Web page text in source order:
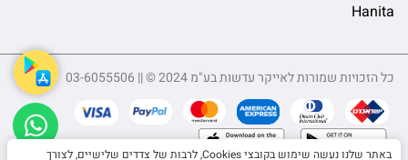
Hanita
כל הזכויות שמורות לאייקר עדשות בע"מ 2024 © || 03-6055506
באתר שלנו נעשה שימוש בקובצי Cookies, לרבות של צדדים שלישיים, לצורך